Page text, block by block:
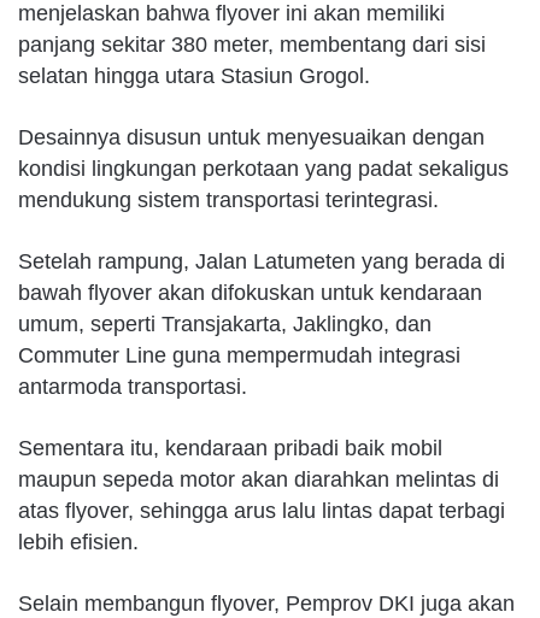
menjelaskan bahwa flyover ini akan memiliki
panjang sekitar 380 meter, membentang dari sisi
selatan hingga utara Stasiun Grogol.
Desainnya disusun untuk menyesuaikan dengan
kondisi lingkungan perkotaan yang padat sekaligus
mendukung sistem transportasi terintegrasi.
Setelah rampung, Jalan Latumeten yang berada di
bawah flyover akan difokuskan untuk kendaraan
umum, seperti Transjakarta, Jaklingko, dan
Commuter Line guna mempermudah integrasi
antarmoda transportasi.
Sementara itu, kendaraan pribadi baik mobil
maupun sepeda motor akan diarahkan melintas di
atas flyover, sehingga arus lalu lintas dapat terbagi
lebih efisien.
Selain membangun flyover, Pemprov DKI juga akan